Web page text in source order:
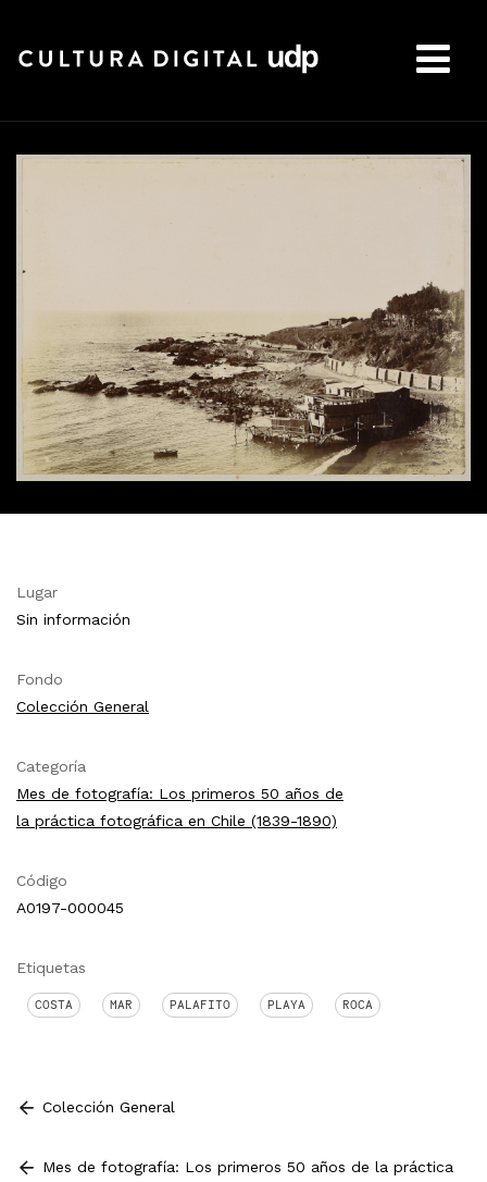
Lugar
Sin información
Fondo
Colección General
Categoría
Mes de fotografía: Los primeros 50 años de
la práctica fotográfica en Chile (1839-1890)
Código
A0197-000045
Etiquetas
COSTA MAR PALAFITO PLAYA ROCA
Colección General
Mes de fotografía: Los primeros 50 años de la práctica